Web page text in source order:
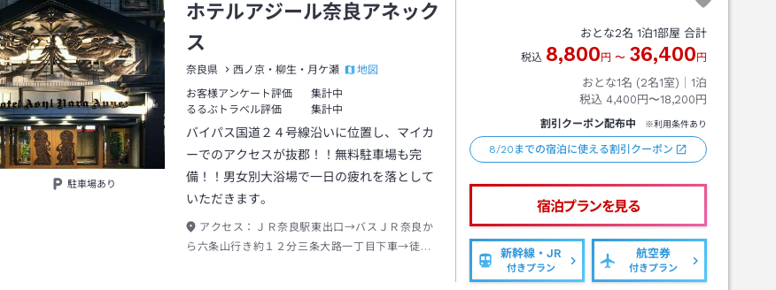
駐車場あり
ホテルアジール奈良アネック
ス
奈良県 西ノ京・柳生・月ケ瀬
地図
お客様アンケート評価
集計中
るるぶトラベル評価
集計中
バイパス国道２４号線沿いに位置し、マイカ
ーでのアクセスが抜郡！！無料駐車場も完
備！！男女別大浴場で一日の疲れを落として
いただきます。
アクセス：
ＪＲ奈良駅東出口→バスＪＲ奈良か
ら六条山行き約１２分三条大路一丁目下車→徒歩
おとな2名 1泊1部屋 合計
税込 8,800 円 〜 36,400 円
おとな1名 (2名1室)｜ 1泊
税込 4,400円〜18,200円
割引クーポン配布中 ※利用条件あり
8/20までの宿泊に使える割引クーポン
宿泊プランを見る
新幹線・JR
付きプラン
航空券
付きプラン